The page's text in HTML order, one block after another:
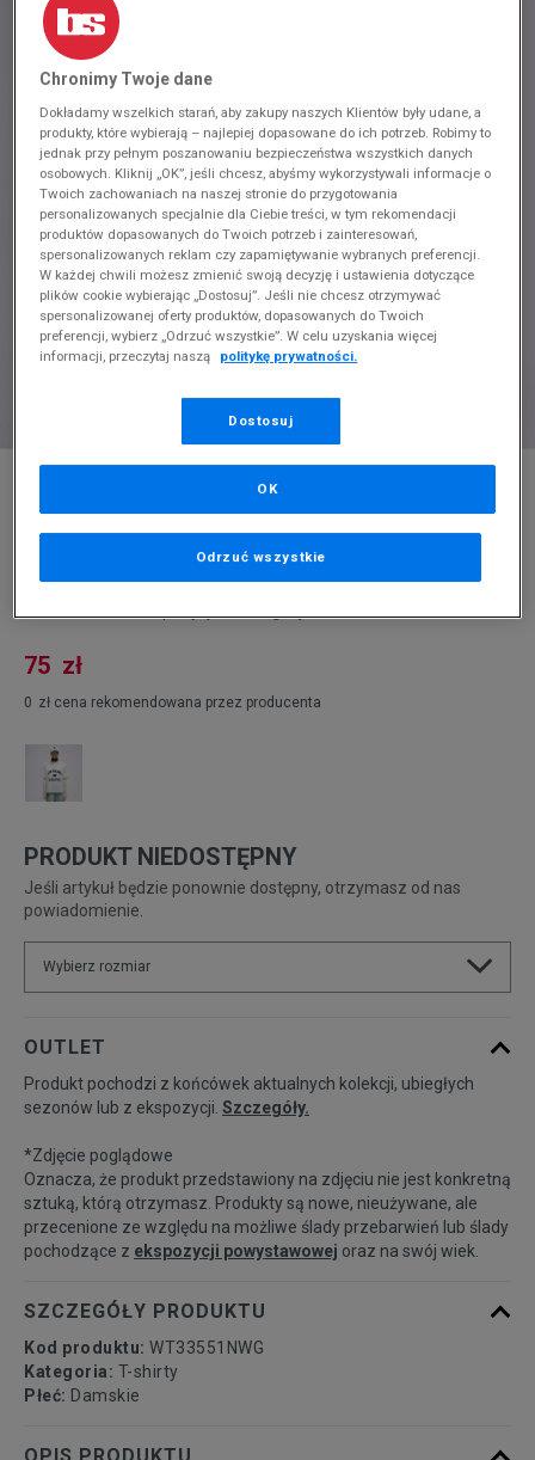
* Zdjęcie poglądowe
NEW BALANCE T-SHIRT NB ATHLETICS
VARSITY BOY
Produkt pochodzi z końcówek aktualnych kolekcji, ubiegłych
0 zł cena rekomendowana przez producenta
75 zł
PRODUKT NIEDOSTĘPNY
Jeśli artykuł będzie ponownie dostępny, otrzymasz od nas
powiadomienie.
Wybierz rozmiar
XS
Powiadom o
M
Powiadom o
dostępności
dostępności
XL
Powiadom o
dostępności
OUTLET
Produkt pochodzi z końcówek aktualnych kolekcji, ubiegłych
sezonów lub z ekspozycji. Szczegóły.
*Zdjęcie poglądowe
Oznacza, że produkt przedstawiony na zdjęciu nie jest konkretną
sztuką, którą otrzymasz. Produkty są nowe, nieużywane, ale
przecenione ze względu na możliwe ślady przebarwień lub ślady
pochodzące z ekspozycji powystawowej oraz na swój wiek.
SZCZEGÓŁY PRODUKTU
Kod produktu: WT33551NWG
Kategoria: T-shirty
Płeć: Damskie
Chronimy Twoje dane
Dokładamy wszelkich starań, aby zakupy naszych Klientów były udane, a
produkty, które wybierają – najlepiej dopasowane do ich potrzeb. Robimy to
jednak przy pełnym poszanowaniu bezpieczeństwa wszystkich danych
osobowych. Kliknij „OK”, jeśli chcesz, abyśmy wykorzystywali informacje o
Twoich zachowaniach na naszej stronie do przygotowania
personalizowanych specjalnie dla Ciebie treści, w tym rekomendacji
produktów dopasowanych do Twoich potrzeb i zainteresowań,
spersonalizowanych reklam czy zapamiętywanie wybranych preferencji.
W każdej chwili możesz zmienić swoją decyzję i ustawienia dotyczące
plików cookie wybierając „Dostosuj”. Jeśli nie chcesz otrzymywać
spersonalizowanej oferty produktów, dopasowanych do Twoich
preferencji, wybierz „Odrzuć wszystkie”. W celu uzyskania więcej
informacji, przeczytaj naszą
politykę prywatności.
Dostosuj
Odrzuć wszystkie
OK